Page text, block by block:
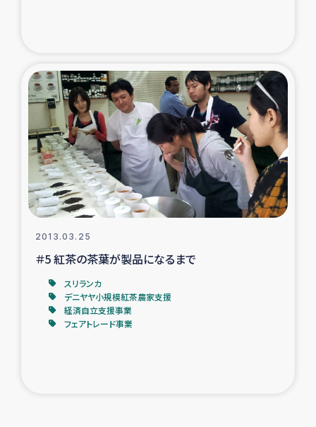
2013.03.25
＃5 紅茶の茶葉が製品になるまで
スリランカ
デニヤヤ小規模紅茶農家支援
経済自立支援事業
フェアトレード事業